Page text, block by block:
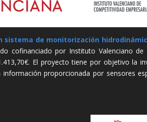
sistema de monitorización
cofinanciado por Instituto Valenciano de
El proyecto tiene por objetivo la
proporcionada por sensores